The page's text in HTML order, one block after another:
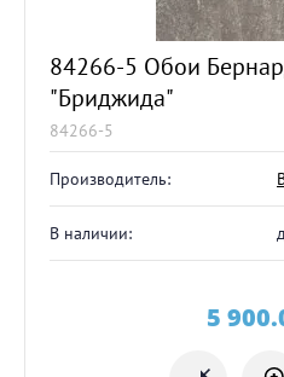
84266-5 Обои
"Бриджида"
84266-5
Производитель:
В наличии:
5